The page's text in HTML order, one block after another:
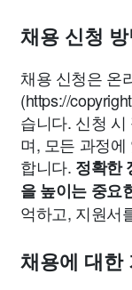
채용 신청 방
채용 신청은 온
(https://
습니다. 신청
며, 모든 과정
합니다. 정확한
을 높이는 중요
억하고, 지원서
채용에 대한